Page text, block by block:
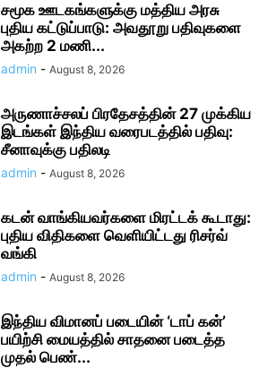
சமூக ஊடகங்களுக்கு மத்திய அரசு
புதிய கட்டுப்பாடு: அவதூறு பதிவுகளை
அகற்ற 2 மணி...
admin - August 8, 2026
அருணாச்சலப் பிரதேசத்தின் 27 முக்கிய
இடங்கள் இந்திய வரைபடத்தில் பதிவு:
சீனாவுக்கு பதிலடி
admin - August 8, 2026
கடன் வாங்கியவர்களை மிரட்டக் கூடாது:
புதிய விதிகளை வெளியிட்டது ரிசர்வ்
வங்கி
admin - August 8, 2026
இந்திய விமானப் படையின் ‘டாப் கன்’
பயிற்சி மையத்தில் சாதனை படைத்த
முதல் பெண்...